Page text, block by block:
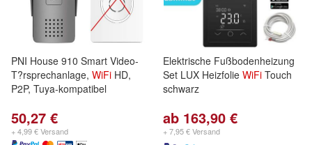
PNI House 910 Smart Video-
T?rsprechanlage, WiFi HD,
P2P, Tuya-kompatibel
50,27 €
+ 4,99 € Versand
Elektrische Fußbodenheizung
Set LUX Heizfolie WiFi Touch
schwarz
ab 163,90 €
+ 7,95 € Versand